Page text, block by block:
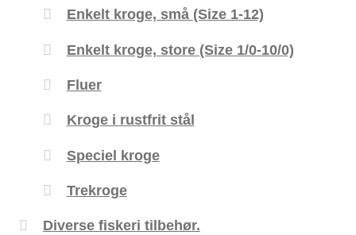
Enkelt kroge, små (Size 1-12)
Enkelt kroge, store (Size 1/0-10/0)
Fluer
Kroge i rustfrit stål
Speciel kroge
Trekroge
Diverse fiskeri tilbehør.